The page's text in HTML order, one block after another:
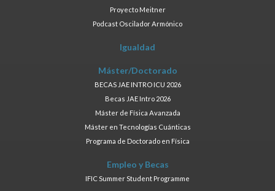
Proyecto Meitner
Podcast Oscilador Armónico
Igualdad
Máster/Doctorado
BECAS JAE INTRO ICU 2026
Becas JAE Intro 2026
Máster de Física Avanzada
Máster en Tecnologías Cuánticas
Programa de Doctorado en Física
Empleo y Becas
IFIC Summer Student Programme